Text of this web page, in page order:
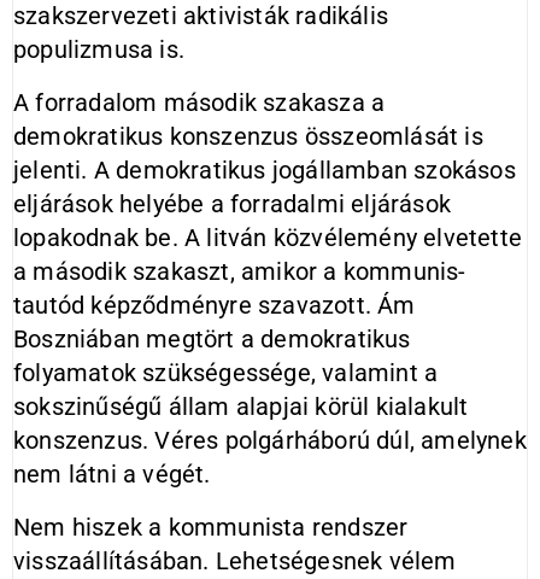
szakszervezeti akti­visták radikális
populizmusa is.
A forradalom második szakasza a
demokratikus konszenzus összeomlá­sát is
jelenti. A demokratikus jogál­lamban szokásos
eljárások helyébe a forradalmi eljárások
lopakodnak be. A litván közvélemény elvetette
a má­sodik szakaszt, amikor a kommunis­
tautód képződményre szavazott. Ám
Boszniában megtört a demokratikus
folyamatok szükségessége, valamint a
sokszinűségű állam alapjai körül kialakult
konszenzus. Véres polgár­háború dúl, amelynek
nem látni a vé­gét.
Nem hiszek a kommunista rend­szer
visszaállításában. Lehetségesnek vélem